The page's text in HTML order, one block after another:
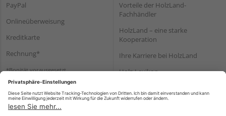
PayPal
Onlineüberweisung
Kreditkarte
Rechnung*
*Bonität vorausgesetzt
Vorteile der HolzLand-
Fachhändler
HolzLand – eine starke
Kooperation
Ihre Karriere bei HolzLand
Holz-Lexikon